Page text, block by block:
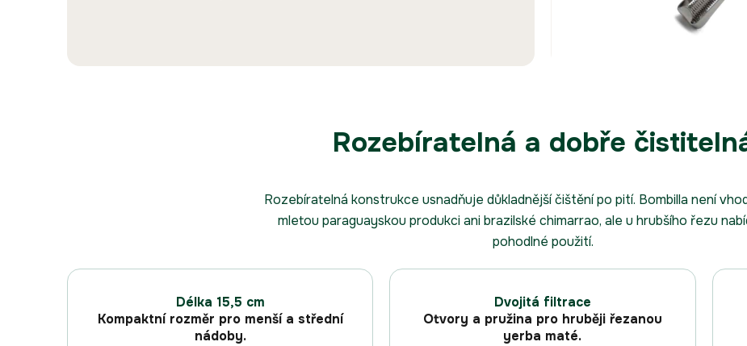
Rozebíratelná a dobře
Rozebíratelná konstrukce usnadňuje důkladnější čištění po pití. Bombilla není
mletou paraguayskou produkci ani brazilské chimarrao, ale u hrubšího řezu
pohodlné použití.
Délka 15,5 cm
Kompaktní rozměr pro menší a střední
nádoby.
Dvojitá filtrace
Otvory a pružina pro hruběji řezanou
yerba maté.